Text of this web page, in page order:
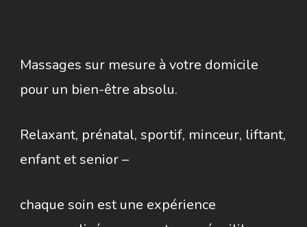
Massages sur mesure à votre domicile
pour un bien-être absolu.
Relaxant, prénatal, sportif, minceur, liftant,
enfant et senior –
chaque soin est une expérience